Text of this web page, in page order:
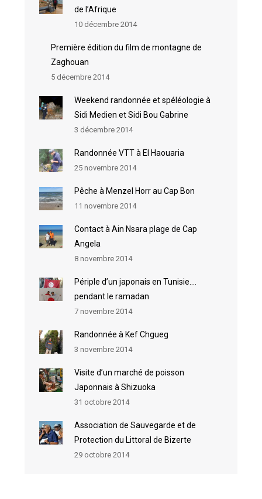
de l’Afrique
10 décembre 2014
Première édition du film de montagne de
Zaghouan
5 décembre 2014
Weekend randonnée et spéléologie à
Sidi Medien et Sidi Bou Gabrine
3 décembre 2014
Randonnée VTT à El Haouaria
25 novembre 2014
Pêche à Menzel Horr au Cap Bon
11 novembre 2014
Contact à Ain Nsara plage de Cap
Angela
8 novembre 2014
Périple d’un japonais en Tunisie….
pendant le ramadan
7 novembre 2014
Randonnée à Kef Chgueg
3 novembre 2014
Visite d’un marché de poisson
Japonnais à Shizuoka
31 octobre 2014
Association de Sauvegarde et de
Protection du Littoral de Bizerte
29 octobre 2014